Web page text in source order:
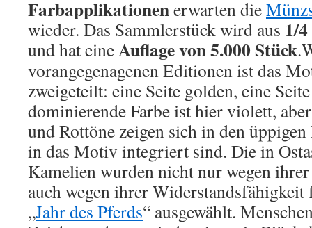
Farbapplikationenerwarten die
wieder. Das Sammlerstück wird aus 1/
und hat eineAuflage von 5.000 Stück.
vorangegenagenen Editionen ist das
zweigeteilt: eine Seite golden, eine
dominierende Farbe ist hier violett,
und Rottöne zeigen sich in den üppigen
in das Motiv integriert sind. Die in
Kamelien wurden nicht nur wegen
auch wegen ihrer
„Jahr des Pferds“ ausgewählt.